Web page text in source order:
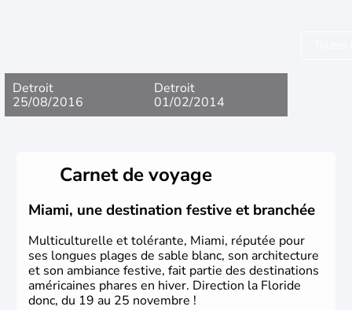
Detroit
25/08/2016
Detroit
01/02/2014
Carnet de voyage
Miami, une destination festive et branchée
Multiculturelle et tolérante, Miami, réputée pour
ses longues plages de sable blanc, son architecture
et son ambiance festive, fait partie des destinations
américaines phares en hiver. Direction la Floride
donc, du 19 au 25 novembre !